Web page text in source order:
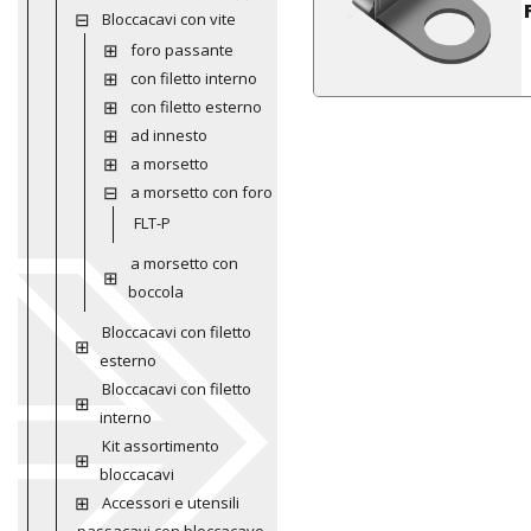
Bloccacavi con vite
foro passante
con filetto interno
con filetto esterno
ad innesto
a morsetto
a morsetto con foro
FLT-P
a morsetto con
boccola
Bloccacavi con filetto
esterno
Bloccacavi con filetto
interno
Kit assortimento
bloccacavi
Accessori e utensili